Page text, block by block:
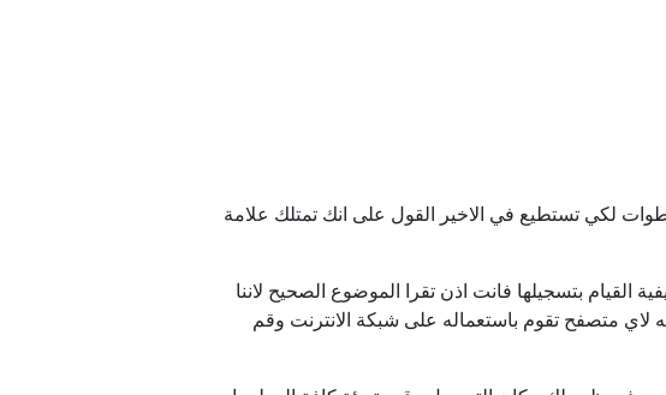
لكي تستطيع في الاخير القول على انك تمتلك علامة
القيام بتسجيلها فانت اذن تقرا الموضوع الصحيح لاننا
متصفح تقوم باستعماله على شبكة الانترنت وقم